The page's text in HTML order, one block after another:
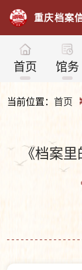
首页 馆务
重庆档案
当前位置： 首页
《档案